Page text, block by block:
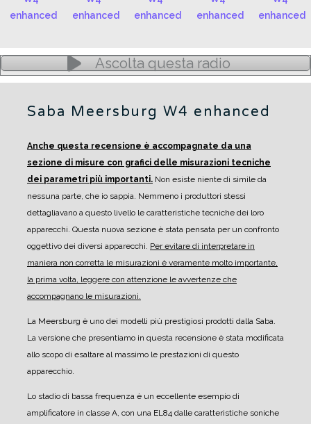
Ascolta questa radio
Saba Meersburg W4 enhanced
Anche questa recensione è accompagnate da una
sezione di misure con grafici delle misurazioni tecniche
dei parametri più importanti. Non esiste niente di simile da
nessuna parte, che io sappia. Nemmeno i produttori stessi
dettagliavano a questo livello le caratteristiche tecniche dei loro
apparecchi. Questa nuova sezione è stata pensata per un confronto
oggettivo dei diversi apparecchi. Per evitare di interpretare in
maniera non corretta le misurazioni è veramente molto importante,
la prima volta, leggere con attenzione le avvertenze che
accompagnano le misurazioni.
La Meersburg è uno dei modelli più prestigiosi prodotti dalla Saba.
La versione che presentiamo in questa recensione è stata modificata
allo scopo di esaltare al massimo le prestazioni di questo
apparecchio.
Lo stadio di bassa frequenza è un eccellente esempio di
amplificatore in classe A, con una EL84 dalle caratteristiche soniche